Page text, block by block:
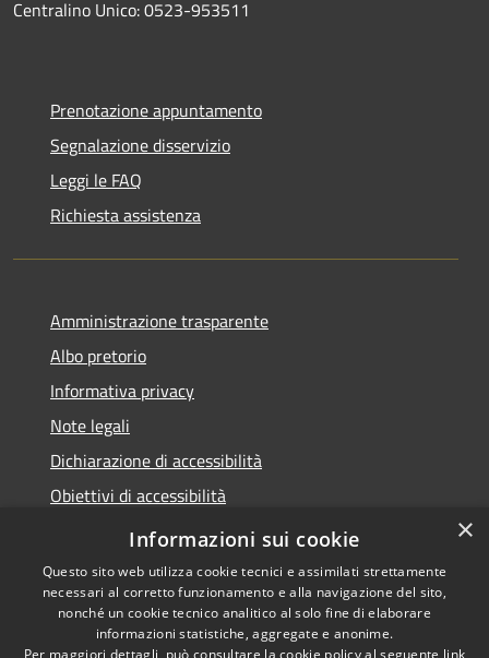
Centralino Unico: 0523-953511
Prenotazione appuntamento
Segnalazione disservizio
Leggi le FAQ
Richiesta assistenza
Amministrazione trasparente
Albo pretorio
Informativa privacy
Note legali
Dichiarazione di accessibilità
Obiettivi di accessibilità
Piano di miglioramento del sito
Copyright © 2022 -
×
Informazioni sui cookie
Questo sito web utilizza cookie tecnici e assimilati strettamente
necessari al corretto funzionamento e alla navigazione del sito,
nonché un cookie tecnico analitico al solo fine di elaborare
informazioni statistiche, aggregate e anonime.
Per maggiori dettagli, può consultare la cookie policy al seguente link